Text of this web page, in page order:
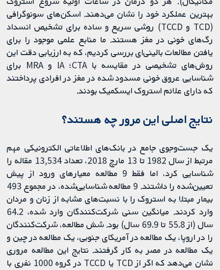
بهترین عملکرد خود را نشان می‌دهند. اسکن‌های سونوگرافی
(TCD و TCCD) روشی سریع و ساده برای تشخیص انسداد
رگ‌های خونی در مغز هستند. ما منابع علمی موجود را برای
یافتن مطالعات بالینی‌ای بررسی کردیم، که به ارزیابی دقت این
روش‌های تشخیصی در مقایسه با CTA؛ IA و MRA برای
شناسایی عروق خونی مسدود شده در مغز در افرادی پرداختند
که دارای علائم استروک ایسکمیک بودند.
نتایج اصلی این مرور چه هستند؟
یک جست‌وجوی جامع در بانک‌های اطلاعاتی الکترونیکی مهم
مرتبط از سال 1982 تا 13 مارچ 2018، تعداد 13,534 مقاله را
شناسایی کرد، اما فقط 9 مطالعه معیارهای ورود از پیش
تعیین‌شده را داشتند. 9 مطالعه شناسایی‌شده، در مجموع 493
بیمار مبتلا به استروک را با نسبت‌های مشابه از زنان و مردان
وارد کردند. ميانگين سنی شركت‌كنندگان وارد شده، 64.2
سال (از 55.8 تا 69.9 سال) بود. شش مطالعه، شرکت‌کنندگان
را در اروپا، یک مطالعه در آمریکای جنوبی، یک مطالعه در چین و
یک مطالعه در مصر به کار گرفتند. نتایج این مطالعه مروری
نشان می‌دهد که اگر از TCD یا TCCD در گروه 1000 نفری با